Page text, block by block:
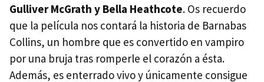
Gulliver McGrath y Bella Heathcote. Os recuerdo
que la película nos contará la historia de Barnabas
Collins, un hombre que es convertido en vampiro
por una bruja tras romperle el corazón a ésta.
Además, es enterrado vivo y únicamente consigue